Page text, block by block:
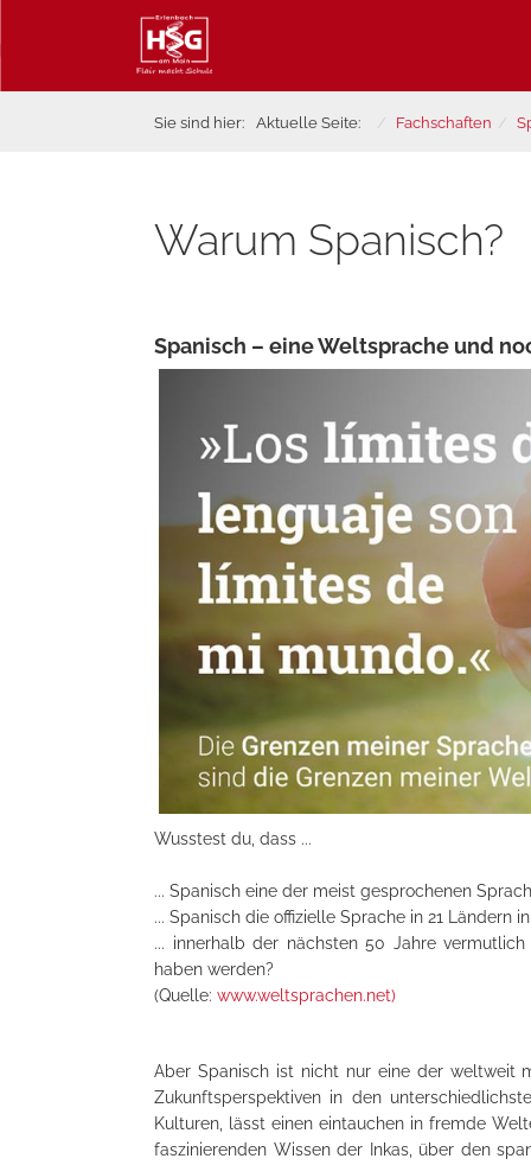
Sie sind hier: Aktuelle Seite: Fachschaften
Warum Spanisch?
Spanisch – eine Weltsprache und
Wusstest du, dass ...
... Spanisch eine der meist gesprochenen
... Spanisch die offizielle Sprache in 21 Ländern
... innerhalb der nächsten 50 Jahre
haben werden?
(Quelle: www.weltsprachen.net)
Aber Spanisch ist nicht nur eine der weltweit
Zukunftsperspektiven in den
Kulturen, lässt einen eintauchen in fremde
faszinierenden Wissen der Inkas, über den